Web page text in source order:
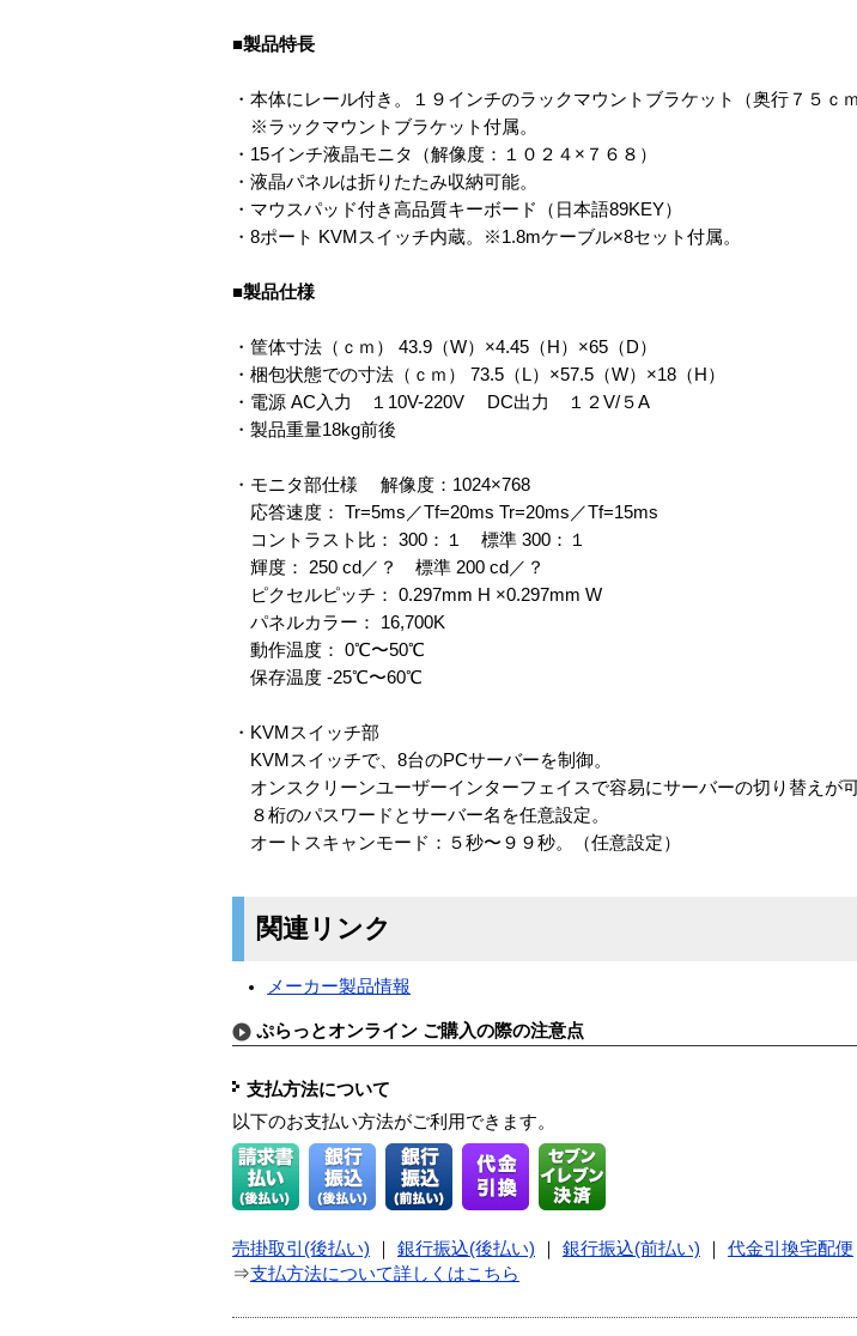
■製品特長
・本体にレール付き。１９インチのラックマウントブラケット（奥行７５ｃ
※ラックマウントブラケット付属。
・15インチ液晶モニタ（解像度：１０２４×７６８）
・液晶パネルは折りたたみ収納可能。
・マウスパッド付き高品質キーボード（日本語89KEY）
・8ポート KVMスイッチ内蔵。※1.8mケーブル×8セット付属。
■製品仕様
・筐体寸法（ｃｍ） 43.9（W）×4.45（H）×65（D）
・梱包状態での寸法（ｃｍ） 73.5（L）×57.5（W）×18（H）
・電源 AC入力 １10V-220V DC出力 １２V/５A
・製品重量18kg前後
・モニタ部仕様 解像度：1024×768
応答速度： Tr=5ms／Tf=20ms Tr=20ms／Tf=15ms
コントラスト比： 300：１ 標準 300：１
輝度： 250 cd／？ 標準 200 cd／？
ピクセルピッチ： 0.297mm H ×0.297mm W
パネルカラー： 16,700K
動作温度： 0℃〜50℃
保存温度 -25℃〜60℃
・KVMスイッチ部
KVMスイッチで、8台のPCサーバーを制御。
オンスクリーンユーザーインターフェイスで容易にサーバーの切り替えが可
８桁のパスワードとサーバー名を任意設定。
オートスキャンモード：５秒〜９９秒。（任意設定）
関連リンク
メーカー製品情報
ぷらっとオンライン ご購入の際の注意点
支払方法について
以下のお支払い方法がご利用できます。
売掛取引(後払い) 銀行振込(後払い) 銀行振込(前払い) 代金引換宅配便
⇒支払方法について詳しくはこちら